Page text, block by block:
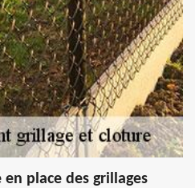
place des grillages